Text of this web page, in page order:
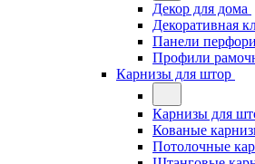
Декор для дома
Декоративная
Панели
Профили
Карнизы для штор
Карнизы для
Кованые
Потолочные